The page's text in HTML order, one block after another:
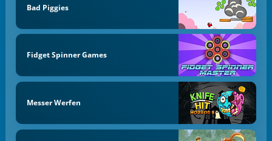
Bad Piggies
Fidget Spinner Games
Messer Werfen